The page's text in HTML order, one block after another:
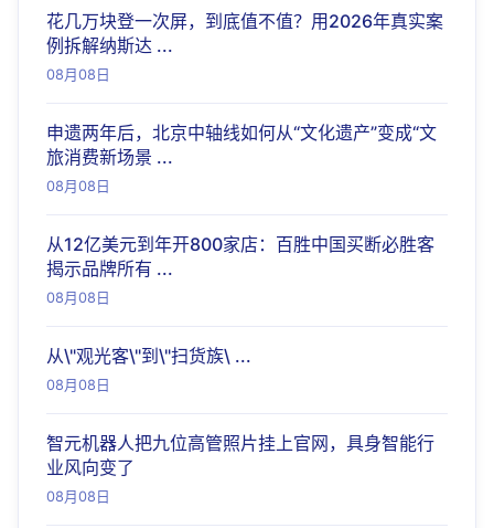
花几万块登一次屏，到底值不值？用2026年真实案
例拆解纳斯达 ...
08月08日
申遗两年后，北京中轴线如何从“文化遗产”变成“文
旅消费新场景 ...
08月08日
从12亿美元到年开800家店：百胜中国买断必胜客
揭示品牌所有 ...
08月08日
从\"观光客\"到\"扫货族\ ...
08月08日
智元机器人把九位高管照片挂上官网，具身智能行
业风向变了
08月08日